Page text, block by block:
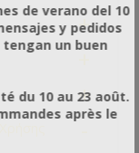
+
+
+
de verano del 10
y pedidos
tengan un buen
du 10 au 23 août.
après le